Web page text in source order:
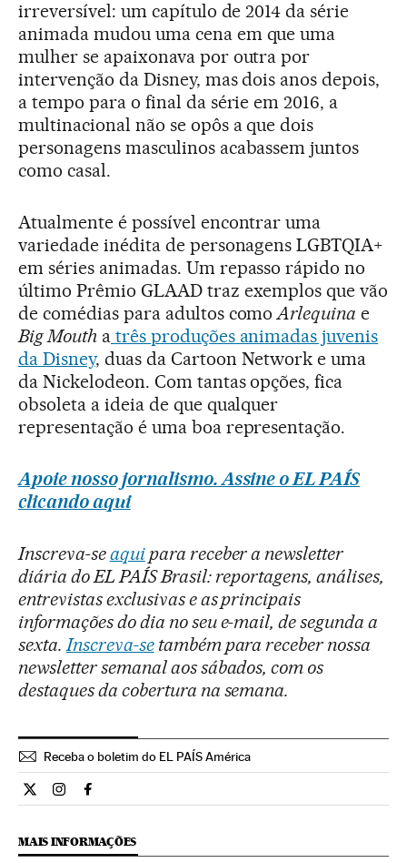
irreversível: um capítulo de 2014 da série
animada mudou uma cena em que uma
mulher se apaixonava por outra por
intervenção da Disney, mas dois anos depois,
a tempo para o final da série em 2016, a
multinacional não se opôs a que dois
personagens masculinos acabassem juntos
como casal.
Atualmente é possível encontrar uma
variedade inédita de personagens LGBTQIA+
em séries animadas. Um repasso rápido no
último Prêmio GLAAD traz exemplos que vão
de comédias para adultos comoArlequina e
Big Mouthatrês produções animadas juvenis
da Disney, duas da Cartoon Network e uma
da Nickelodeon. Com tantas opções, fica
obsoleta a ideia de que qualquer
representação é uma boa representação.
Apoie nosso jornalismo. Assine o EL PAÍS
clicando aqui
Inscreva-seaquipara receber a newsletter
diária do EL PAÍS Brasil: reportagens, análises,
entrevistas exclusivas e as principais
informações do dia no seu e-mail, de segunda a
sexta.Inscreva-setambém para receber nossa
newsletter semanal aos sábados, com os
destaques da cobertura na semana.
Receba o boletim do EL PAÍS América
Cultura El País Brasil en Twitter
Cultura El País Brasil en Instagram
Cultura El País Brasil en Facebook
MAIS INFORMAÇÕES